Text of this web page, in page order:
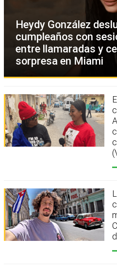
Heydy González
cumpleaños con
entre llamaradas y
sorpresa en Miami